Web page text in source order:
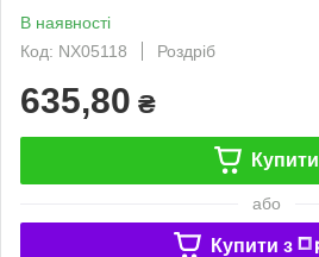
В наявності
Код: NX05118
Роздріб
635,80 ₴
Купити
або
Купити з